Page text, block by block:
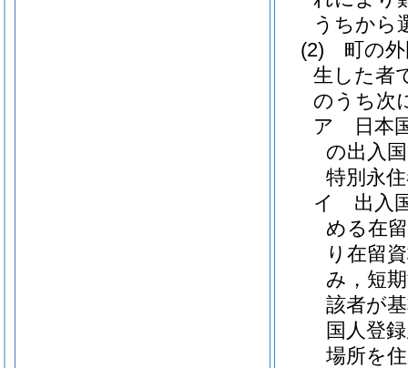
うちから
(2)
町の
生した者
のうち次
ア
日本
の出入
特別永
イ
出入
める在
り在留
み，短
該者が
国人登
場所を